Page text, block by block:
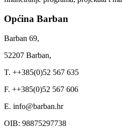
Općina Barban
Barban 69,
52207 Barban,
T. ++385(0)52 567 635
F. ++385(0)52 567 606
E. info@barban.hr
OIB: 98875297738